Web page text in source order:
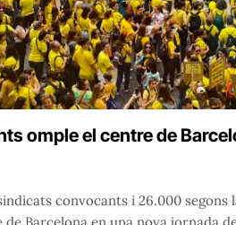
omple el centre de
convocants i 26.000 segons